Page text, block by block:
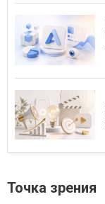
Точка зрения